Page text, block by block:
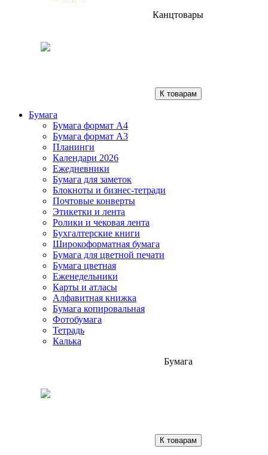
Канцтовары
К товарам
Бумага
Бумага формат А4
Бумага формат А3
Планинги
Календари 2026
Ежедневники
Бумага для заметок
Блокноты и бизнес-тетради
Почтовые конверты
Этикетки и лента
Ролики и чековая лента
Бухгалтерские книги
Широкоформатная бумага
Бумага для цветной печати
Бумага цветная
Еженедельники
Карты и атласы
Алфавитная книжка
Бумага копировальная
Фотобумага
Тетрадь
Калька
Бумага
К товарам